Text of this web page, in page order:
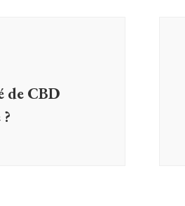
de CBD